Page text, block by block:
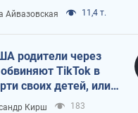
Айвазовская 11,4 т.
родители через
TikTok в
своих детей, или
КНР на молодежь
Кирш 183